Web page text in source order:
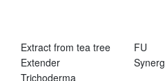
Extract from tea tree FU
Extender
Trichoderma